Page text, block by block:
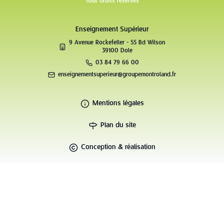
Enseignement Supérieur
9 Avenue Rockefeller - 55 Bd Wilson
39100 Dole
03 84 79 66 00
enseignementsuperieur@groupemontroland.fr
Mentions légales
Plan du site
Conception & réalisation